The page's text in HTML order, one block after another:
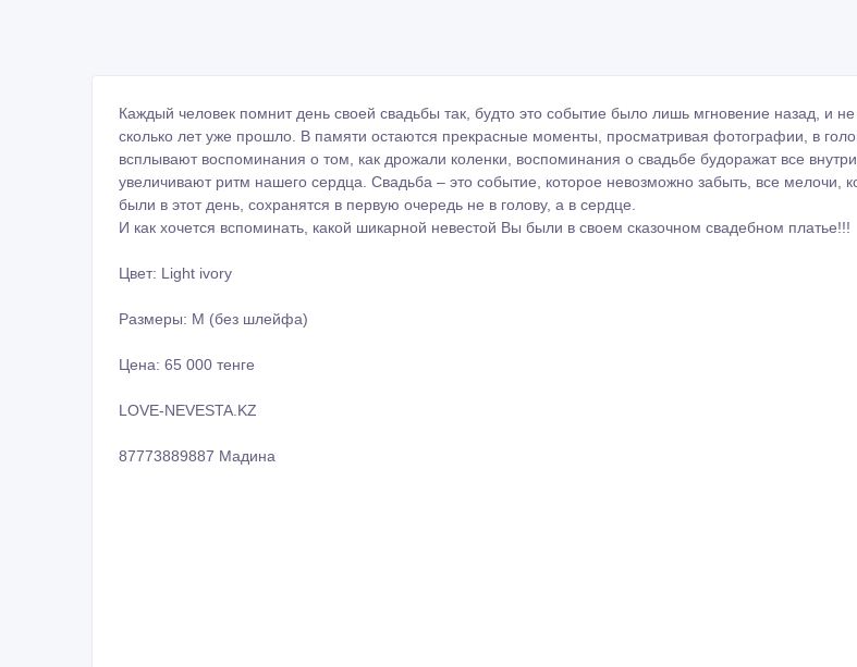
Каждый человек помнит день своей свадьбы так, будто это событие было лишь мгновение назад, и не
сколько лет уже прошло. В памяти остаются прекрасные моменты, просматривая фотографии, в
всплывают воспоминания о том, как дрожали коленки, воспоминания о свадьбе будоражат все внутри,
увеличивают ритм нашего сердца. Свадьба – это событие, которое невозможно забыть, все мелочи,
были в этот день, сохранятся в первую очередь не в голову, а в сердце.
И как хочется вспоминать, какой шикарной невестой Вы были в своем сказочном свадебном платье!!!
Цвет: Light ivory
Размеры: M (без шлейфа)
Цена: 65 000 тенге
LOVE-NEVESTA.KZ
87773889887 Мадина